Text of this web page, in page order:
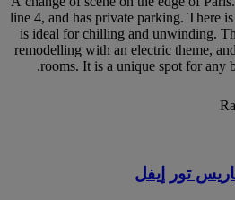
line 4, and has private parking. There
is ideal for chilling and unwinding.
remodelling with an electric theme,
rooms. It is a unique spot for any